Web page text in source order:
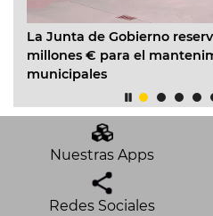
de Gobierno reserva una
€ para el mantenimiento
Nuestras Apps
Redes Sociales